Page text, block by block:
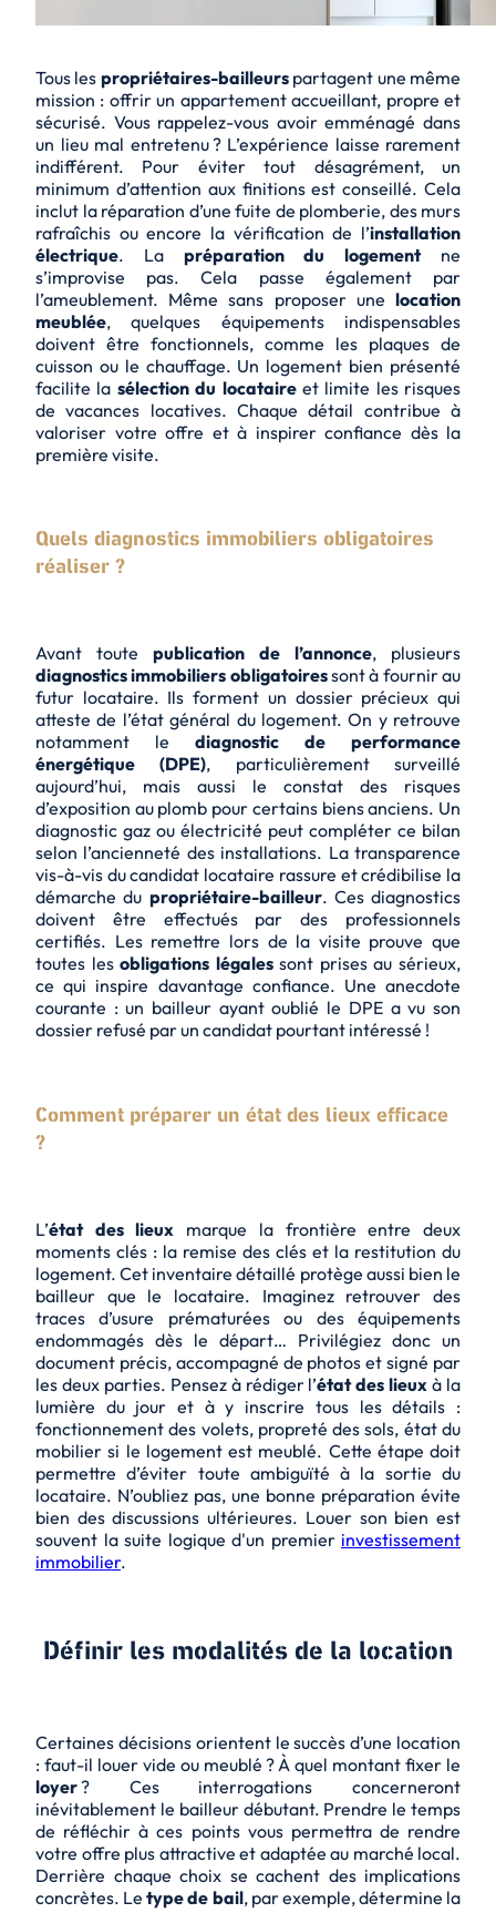
Tous les propriétaires-bailleurspartagent une même
mission : offrir un appartement accueillant, propre et
sécurisé. Vous rappelez-vous avoir emménagé dans
un lieu mal entretenu ? L’expérience laisse rarement
indifférent. Pour éviter tout désagrément, un
minimum d’attention aux finitions est conseillé. Cela
inclut la réparation d’une fuite de plomberie, des murs
rafraîchis ou encore la vérification de l’installation
électrique. La préparation du logementne
s’improvise pas. Cela passe également par
l’ameublement. Même sans proposer une location
meublée, quelques équipements indispensables
doivent être fonctionnels, comme les plaques de
cuisson ou le chauffage. Un logement bien présenté
facilite la sélection du locataireet limite les risques
de vacances locatives. Chaque détail contribue à
valoriser votre offre et à inspirer confiance dès la
première visite.
Quels diagnostics immobiliers obligatoires
réaliser ?
Avant toute publication de l’annonce, plusieurs
diagnostics immobiliers obligatoiressont à fournir au
futur locataire. Ils forment un dossier précieux qui
atteste de l’état général du logement. On y retrouve
notamment le diagnostic de performance
énergétique (DPE), particulièrement surveillé
aujourd’hui, mais aussi le constat des risques
d’exposition au plomb pour certains biens anciens. Un
diagnostic gaz ou électricité peut compléter ce bilan
selon l’ancienneté des installations. La transparence
vis-à-vis du candidat locataire rassure et crédibilise la
démarche du propriétaire-bailleur. Ces diagnostics
doivent être effectués par des professionnels
certifiés. Les remettre lors de la visite prouve que
toutes lesobligations légalessont prises au sérieux,
ce qui inspire davantage confiance. Une anecdote
courante : un bailleur ayant oublié le DPE a vu son
dossier refusé par un candidat pourtant intéressé !
Comment préparer un état des lieux efficace
?
L’état des lieux marque la frontière entre deux
moments clés : la remise des clés et la restitution du
logement. Cet inventaire détaillé protège aussi bien le
bailleur que le locataire. Imaginez retrouver des
traces d’usure prématurées ou des équipements
endommagés dès le départ… Privilégiez donc un
document précis, accompagné de photos et signé par
les deux parties. Pensez à rédiger l’état des lieux à la
lumière du jour et à y inscrire tous les détails :
fonctionnement des volets, propreté des sols, état du
mobilier si le logement est meublé. Cette étape doit
permettre d’éviter toute ambiguïté à la sortie du
locataire. N’oubliez pas, une bonne préparation évite
bien des discussions ultérieures. Louer son bien est
souvent la suite logique d'un premier investissement
immobilier.
Définir les modalités de la location
Certaines décisions orientent le succès d’une location
: faut-il louer vide ou meublé ? À quel montant fixer le
loyer? Ces interrogations concerneront
inévitablement le bailleur débutant. Prendre le temps
de réfléchir à ces points vous permettra de rendre
votre offre plus attractive et adaptée au marché local.
Derrière chaque choix se cachent des implications
concrètes. Letype de bail, par exemple, détermine la